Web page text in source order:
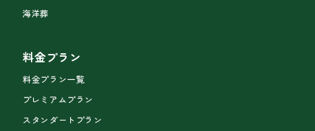
海洋葬
料金プラン
料金プラン一覧
プレミアムプラン
スタンダートプラン